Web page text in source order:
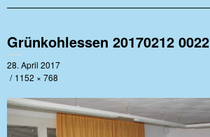
Grünkohlessen 20170212 0022
28. April 2017
1152 × 768